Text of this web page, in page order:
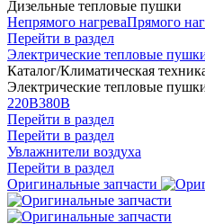
Дизельные тепловые пушки
Непрямого нагреваПрямого
Перейти в раздел
Электрические тепловые
Каталог/Климатическая
Электрические тепловые
220В380В
Перейти в раздел
Перейти в раздел
Увлажнители воздуха
Перейти в раздел
Оригинальные запчасти